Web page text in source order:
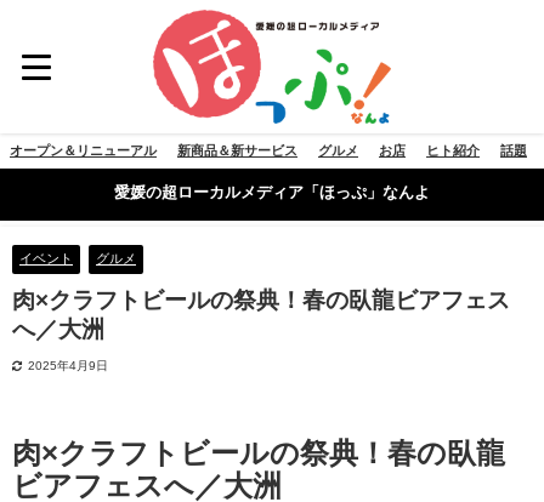
オープン＆リニューアル 新商品＆新サービス グルメ お店 ヒト紹介 話題
愛媛の超ローカルメディア「ほっぷ」なんよ
イベント グルメ
肉×クラフトビールの祭典！春の臥龍ビアフェス
へ／大洲
2025年4月9日
肉×クラフトビールの祭典！春の臥龍
ビアフェスへ／大洲